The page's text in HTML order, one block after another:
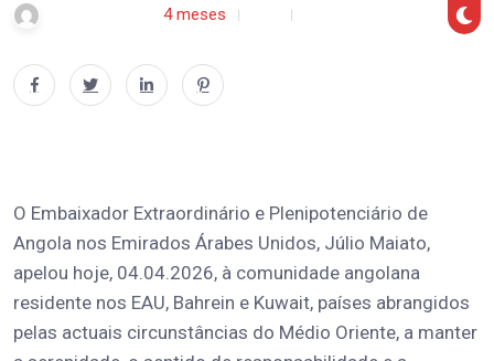
4 meses
O Embaixador Extraordinário e Plenipotenciário de
Angola nos Emirados Árabes Unidos, Júlio Maiato,
apelou hoje, 04.04.2026, à comunidade angolana
residente nos EAU, Bahrein e Kuwait, países abrangidos
pelas actuais circunstâncias do Médio Oriente, a manter